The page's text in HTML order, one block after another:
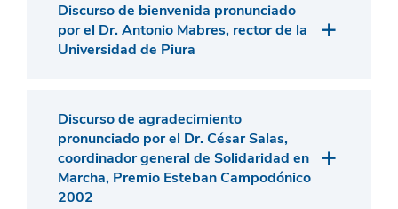
Discurso de bienvenida pronunciado
por el Dr. Antonio Mabres, rector de la
Universidad de Piura
Discurso de agradecimiento
pronunciado por el Dr. César Salas,
coordinador general de Solidaridad en
Marcha, Premio Esteban Campodónico
2002